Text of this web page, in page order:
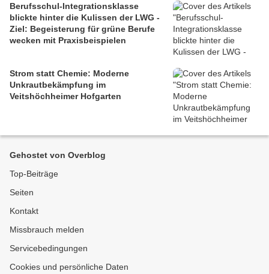
Berufsschul-Integrationsklasse
blickte hinter die Kulissen der LWG -
Ziel: Begeisterung für grüne Berufe
wecken mit Praxisbeispielen
Strom statt Chemie: Moderne
Unkrautbekämpfung im
Veitshöchheimer Hofgarten
Gehostet von Overblog
Top-Beiträge
Seiten
Kontakt
Missbrauch melden
Servicebedingungen
Cookies und persönliche Daten